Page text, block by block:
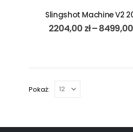
Slingshot Machine V2
2204,00 zł–8499,00
Pokaż: